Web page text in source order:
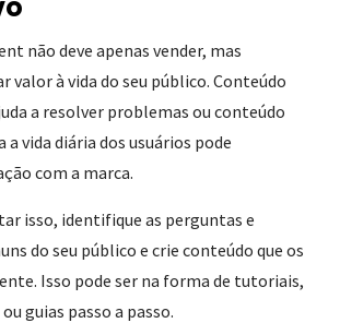
não deve apenas vender, mas
valor à vida do seu público. Conteúdo
a resolver problemas ou conteúdo
vida diária dos usuários pode
com a marca.
isso, identifique as perguntas e
do seu público e crie conteúdo que os
Isso pode ser na forma de tutoriais,
guias passo a passo.